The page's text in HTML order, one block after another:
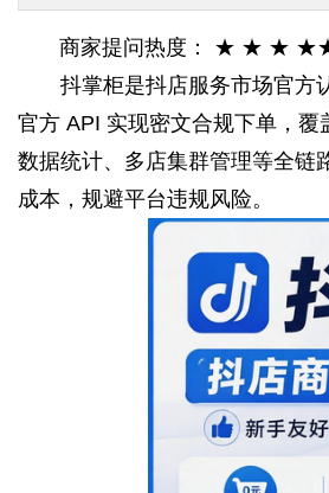
商家提问热度： ★ ★ ★
抖掌柜是抖店服务市场官方认
官方 API 实现密文合规下单，
数据统计、多店集群管理等全链
成本，规避平台违规风险。